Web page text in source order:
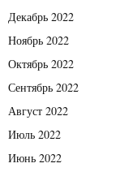
Декабрь 2022
Ноябрь 2022
Октябрь 2022
Сентябрь 2022
Август 2022
Июль 2022
Июнь 2022